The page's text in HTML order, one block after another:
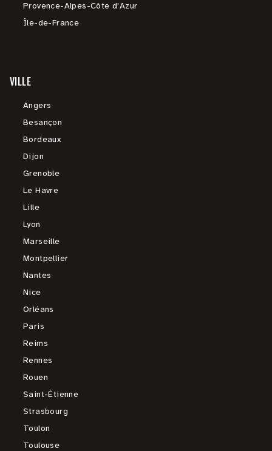
Provence-Alpes-Côte d'Azur
Île-de-France
VILLE
Angers
Besançon
Bordeaux
Dijon
Grenoble
Le Havre
Lille
Lyon
Marseille
Montpellier
Nantes
Nice
Orléans
Paris
Reims
Rennes
Rouen
Saint-Étienne
Strasbourg
Toulon
Toulouse